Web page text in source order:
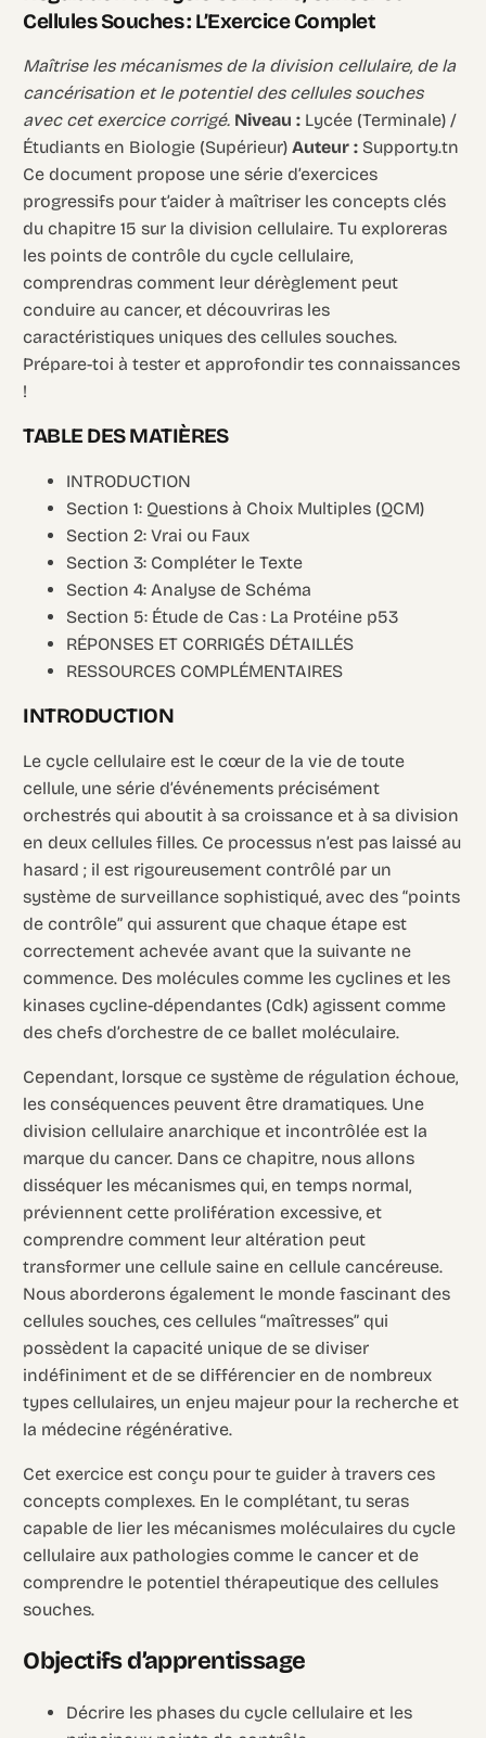
Cellules Souches : L’Exercice Complet
Maîtrise les mécanismes de la division cellulaire, de la
cancérisation et le potentiel des cellules souches
avec cet exercice corrigé. Niveau : Lycée (Terminale) /
Étudiants en Biologie (Supérieur)Auteur : Supporty.tn
Ce document propose une série d’exercices
progressifs pour t’aider à maîtriser les concepts clés
du chapitre 15 sur la division cellulaire. Tu exploreras
les points de contrôle du cycle cellulaire,
comprendras comment leur dérèglement peut
conduire au cancer, et découvriras les
caractéristiques uniques des cellules souches.
Prépare-toi à tester et approfondir tes connaissances
!
TABLE DES MATIÈRES
INTRODUCTION
Section 1: Questions à Choix Multiples (QCM)
Section 2: Vrai ou Faux
Section 3: Compléter le Texte
Section 4: Analyse de Schéma
Section 5: Étude de Cas : La Protéine p53
RÉPONSES ET CORRIGÉS DÉTAILLÉS
RESSOURCES COMPLÉMENTAIRES
INTRODUCTION
Le cycle cellulaire est le cœur de la vie de toute
cellule, une série d’événements précisément
orchestrés qui aboutit à sa croissance et à sa division
en deux cellules filles. Ce processus n’est pas laissé au
hasard ; il est rigoureusement contrôlé par un
système de surveillance sophistiqué, avec des “points
de contrôle” qui assurent que chaque étape est
correctement achevée avant que la suivante ne
commence. Des molécules comme les cyclines et les
kinases cycline-dépendantes (Cdk) agissent comme
des chefs d’orchestre de ce ballet moléculaire.
Cependant, lorsque ce système de régulation échoue,
les conséquences peuvent être dramatiques. Une
division cellulaire anarchique et incontrôlée est la
marque du cancer. Dans ce chapitre, nous allons
disséquer les mécanismes qui, en temps normal,
préviennent cette prolifération excessive, et
comprendre comment leur altération peut
transformer une cellule saine en cellule cancéreuse.
Nous aborderons également le monde fascinant des
cellules souches, ces cellules “maîtresses” qui
possèdent la capacité unique de se diviser
indéfiniment et de se différencier en de nombreux
types cellulaires, un enjeu majeur pour la recherche et
la médecine régénérative.
Cet exercice est conçu pour te guider à travers ces
concepts complexes. En le complétant, tu seras
capable de lier les mécanismes moléculaires du cycle
cellulaire aux pathologies comme le cancer et de
comprendre le potentiel thérapeutique des cellules
souches.
Objectifs d’apprentissage
Décrire les phases du cycle cellulaire et les